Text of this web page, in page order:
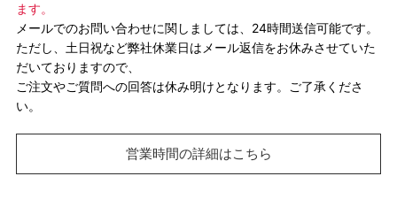
ます。
メールでのお問い合わせに関しましては、24時間送信可能です。
ただし、土日祝など弊社休業日はメール返信をお休みさせていた
だいておりますので、
ご注文やご質問への回答は休み明けとなります。ご了承くださ
い。
営業時間の詳細はこちら